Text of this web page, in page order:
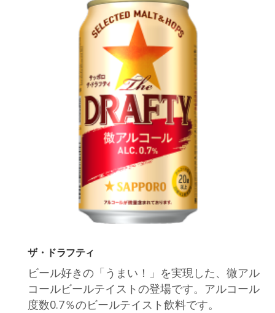
ザ・ドラフティ
ビール好きの「うまい！」を実現した、微アル
コールビールテイストの登場です。アルコール
度数0.7％のビールテイスト飲料です。